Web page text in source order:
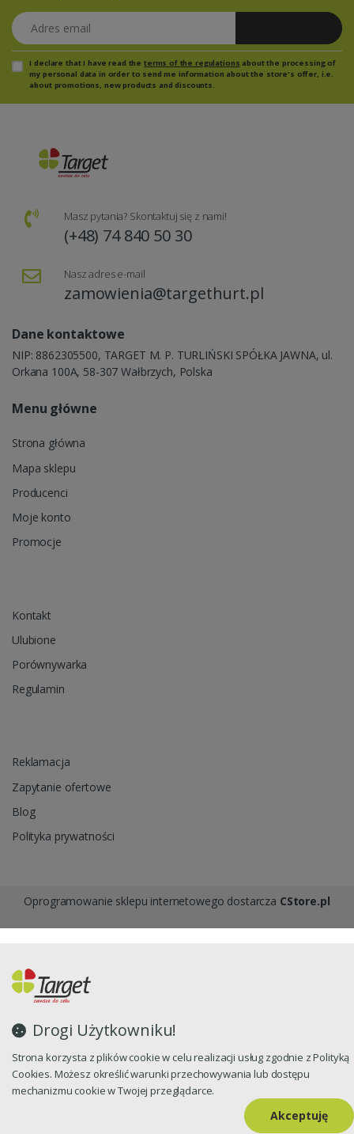
Drogi Użytkowniku!
Strona korzysta z plików cookie w celu realizacji usług zgodnie z Polityką
Cookies. Możesz określić warunki przechowywania lub dostępu
mechanizmu cookie w Twojej przeglądarce.
Akceptuję
Adres email
I declare that I have read the terms of the regulations about the processing of
my personal data in order to send me information about the store's offer, i.e.
about promotions, new products and discounts.
Masz pytania? Skontaktuj się z nami!
(+48) 74 840 50 30
Nasz adres e-mail
zamowienia@targethurt.pl
Dane kontaktowe
NIP: 8862305500, TARGET M. P. TURLIŃSKI SPÓŁKA JAWNA, ul.
Orkana 100A, 58-307 Wałbrzych, Polska
Menu główne
Strona główna
Mapa sklepu
Producenci
Moje konto
Promocje
Kontakt
Ulubione
Porównywarka
Regulamin
Reklamacja
Zapytanie ofertowe
Blog
Polityka prywatności
Oprogramowanie sklepu internetowego dostarcza CStore.pl